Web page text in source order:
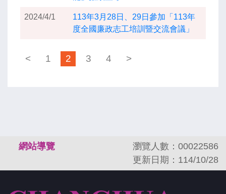
2024/4/1
113年3月28日、29日參加「113年
度全國廉政志工培訓暨交流會議」
< 1 2 3 4 >
網站導覽
瀏覽人數：00022586
更新日期：114/10/28